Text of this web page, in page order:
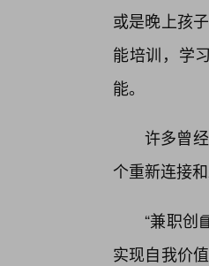
或是晚上孩
能培训，学
能。
许多曾
个重新连接
“兼职创
实现自我价